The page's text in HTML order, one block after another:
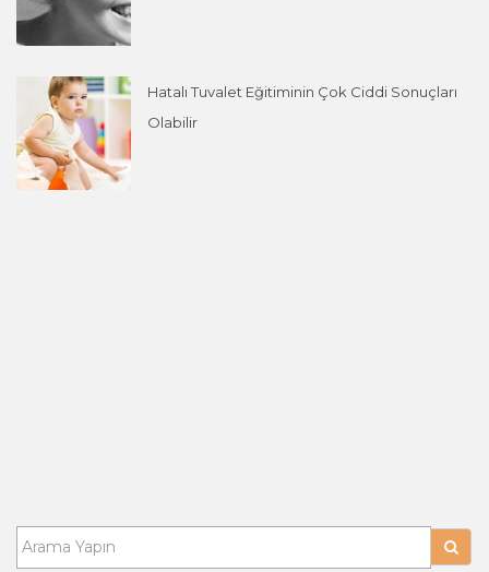
Hatalı Tuvalet Eğitiminin Çok Ciddi Sonuçları
Olabilir